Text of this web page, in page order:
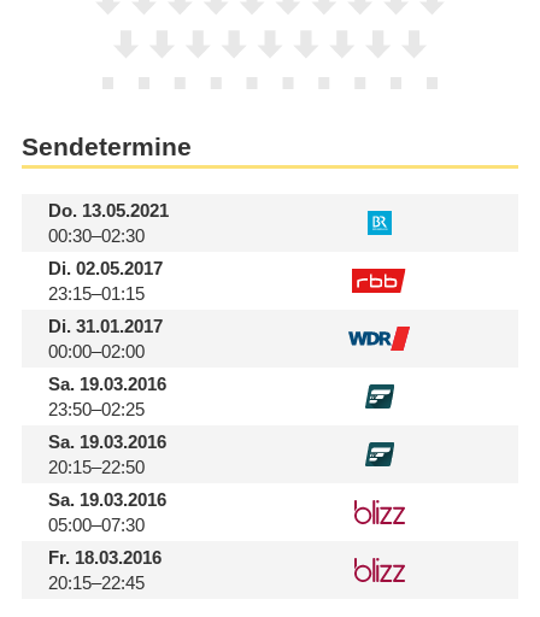
Sendetermine
Do.13.05.2021
00:30–02:30
Di.02.05.2017
23:15–01:15
Di.31.01.2017
00:00–02:00
Sa.19.03.2016
23:50–02:25
Sa.19.03.2016
20:15–22:50
Sa.19.03.2016
05:00–07:30
Fr.18.03.2016
20:15–22:45